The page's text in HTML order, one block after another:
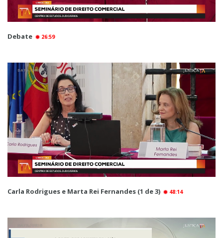
Debate 26:59
Carla Rodrigues e Marta Rei Fernandes (1 de 3) 48:14